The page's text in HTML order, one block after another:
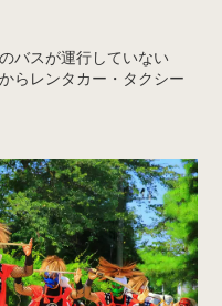
バスが運行していない
らレンタカー・タクシー